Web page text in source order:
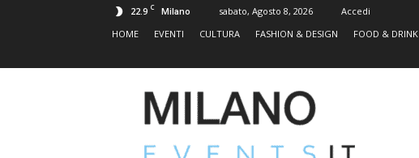
22.9 C Milano sabato, Agosto 8, 2026
Accedi
HOME
EVENTI CULTURA FASHION & DESIGN FOOD & DRINK
MILANOEVENTS.IT
|
2.0